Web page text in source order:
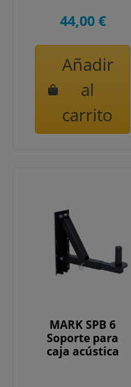
44,00 €
Añadir
al
carrito
MARK SPB 6
Soporte para
caja acústica